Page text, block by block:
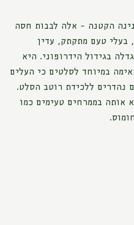
הקטנה - אלה לבבות חסה
בעלי טעם מתקתק, עדין
בגידול הידרופוני. היא
במיוחד לסלטים כי העלים
נהדרים ללכידת רוטב הסלט.
אותה בממרחים טעימים כמו